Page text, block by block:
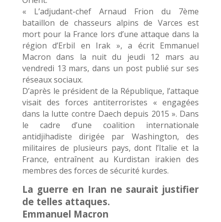
« L’adjudant-chef Arnaud Frion du 7ème
bataillon de chasseurs alpins de Varces est
mort pour la France lors d’une attaque dans la
région d’Erbil en Irak », a écrit Emmanuel
Macron dans la nuit du jeudi 12 mars au
vendredi 13 mars, dans un post publié sur ses
réseaux sociaux.
D’après le président de la République, l’attaque
visait des forces antiterroristes « engagées
dans la lutte contre Daech depuis 2015 ». Dans
le cadre d’une coalition internationale
antidjihadiste dirigée par Washington, des
militaires de plusieurs pays, dont l’Italie et la
France, entraînent au Kurdistan irakien des
membres des forces de sécurité kurdes.
La guerre en Iran ne saurait justifier
de telles attaques.
Emmanuel Macron